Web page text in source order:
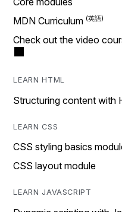
MDN Curriculum
Check out the video
LEARN HTML
Structuring content with
LEARN CSS
CSS styling basics
CSS layout module
LEARN JAVASCRIPT